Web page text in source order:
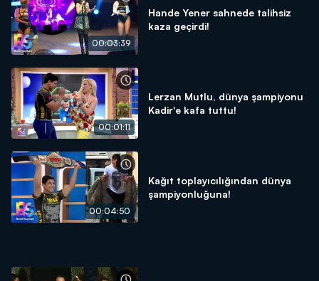
00:03:39
Hande Yener sahnede talihsiz
kaza geçirdi!
00:01:11
Lerzan Mutlu, dünya şampiyonu
Kadir'e kafa tuttu!
00:04:50
Kağıt toplayıcılığından dünya
şampiyonluğuna!